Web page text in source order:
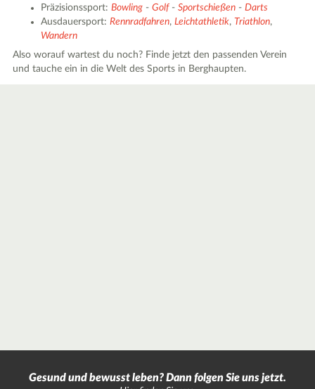
Präzisionssport:Bowling -Golf-Sportschießen -Darts
Ausdauersport:Rennradfahren,Leichtathletik,Triathlon,
Wandern
Also worauf wartest du noch? Finde jetzt den passenden Verein
und tauche ein in die Welt des Sports in Berghaupten.
Gesund und bewusst leben? Dann folgen Sie uns jetzt.